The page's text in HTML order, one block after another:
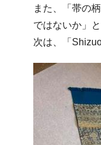
また、「帯の
ではないか」
次は、「